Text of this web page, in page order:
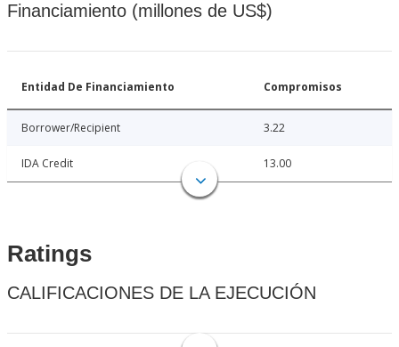
Financiamiento (millones de US$)
Entidad De Financiamiento Compromisos
Borrower/Recipient 3.22
IDA Credit 13.00
Ratings
CALIFICACIONES DE LA EJECUCIÓN